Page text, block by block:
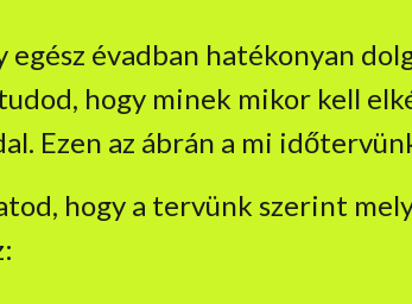
egész évadban hatékonyan
hogy minek mikor kell
Ezen az ábrán a mi
hogy a tervünk szerint